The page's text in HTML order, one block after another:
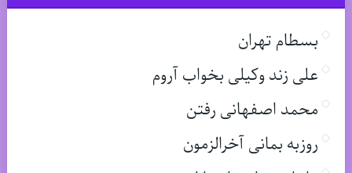
بسطام تهران
علی زند وکیلی بخواب آروم
محمد اصفهانی رفتن
روزبه بمانی آخرالزمون